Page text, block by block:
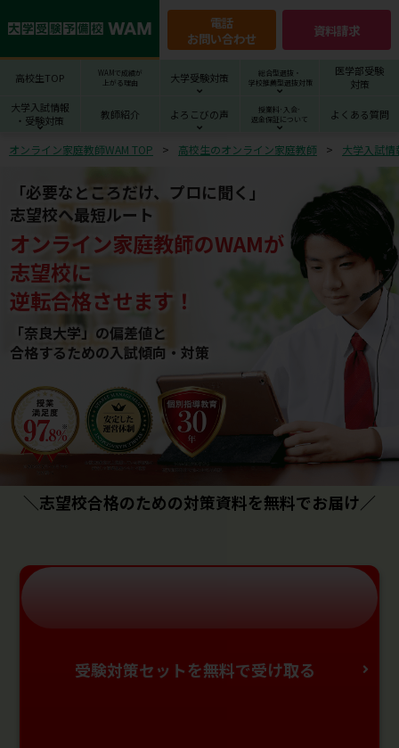
電話
お問い合わせ
資料請求
高校生TOP
WAMで成績が
上がる理由
大学受験対策
総合型選抜・
学校推薦型選抜対策
医学部受験
対策
大学入試情報
・受験対策
教師紹介 よろこびの声
授業料･入会･
返金保証について
よくある質問
オンライン家庭教師WAM TOP 高校生のオンライン家庭教師 大学入試
「必要なところだけ、プロに聞く」
志望校へ最短ルート
オンライン家庭教師のWAMが
志望校に
逆転合格させます！
「奈良大学」の偏差値と
合格するための⼊試傾向・対策
＼志望校合格のための対策資料を無料でお届け／
受験対策セットを無料で受け取る